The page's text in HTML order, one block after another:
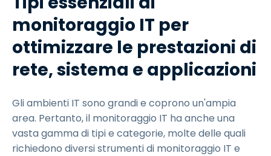
monitoraggio IT per
ottimizzare le prestazioni di
rete, sistema e applicazioni
Gli ambienti IT sono grandi e coprono un'ampia
area. Pertanto, il monitoraggio IT ha anche una
vasta gamma di tipi e categorie, molte delle quali
richiedono diversi strumenti di monitoraggio IT e